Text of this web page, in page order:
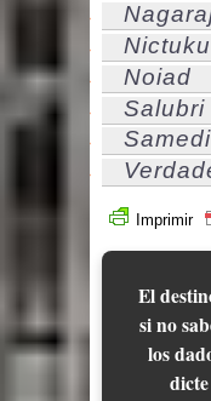
Noiad
Salubri
Samedi
Imprimir
El
si no
los